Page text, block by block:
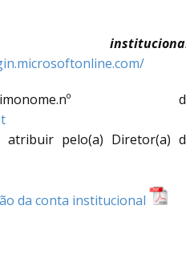
atribuir pelo(a) Diretor(a)
da conta institucional